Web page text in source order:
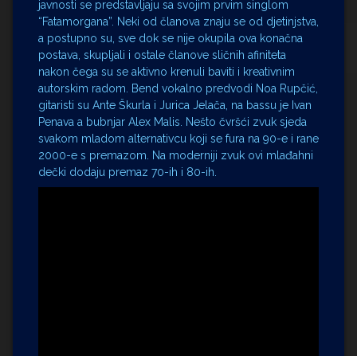
javnosti se predstavljaju sa svojim prvim singlom
“Fatamorgana”. Neki od članova znaju se od djetinjstva,
a postupno su, sve dok se nije okupila ova konačna
postava, skupljali i ostale članove sličnih afiniteta
nakon čega su se aktivno krenuli baviti i kreativnim
autorskim radom. Bend vokalno predvodi Noa Rupčić,
gitaristi su Ante Škurla i Jurica Jelača, na bassu je Ivan
Penava a bubnjar Alex Malis. Nešto čvršći zvuk sjeda
svakom mladom alternativcu koji se fura na 90-e i rane
2000-e s premazom. Na moderniji zvuk ovi mlađahni
dečki dodaju premaz 70-ih i 80-ih.